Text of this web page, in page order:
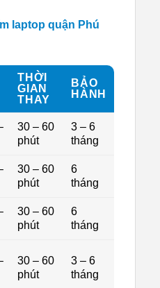
laptop quận Phú
THỜI
GIAN
THAY
BẢO
HÀNH
30 – 60
phút
3 – 6
tháng
30 – 60
phút
6
tháng
30 – 60
phút
6
tháng
30 – 60
phút
3 – 6
tháng